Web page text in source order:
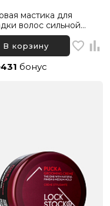
мастика для
волос сильной
LS&B Ruck Matte
100 г
В корзину
бонус